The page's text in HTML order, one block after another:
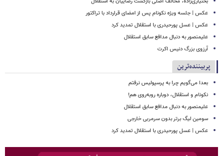
عکس | جلسه ویژه نکونام پس از امضای قرارداد با تراکتور
عکس | عسل پورحیدری با استقلال تمدید کرد
علیمنصور به دنبال مدافع سابق استقلال
آرزوی بزرگ دنیس اکرت
پربیننده‌ترین
بعدا می‌گویم چرا به پرسپولیس نرفتم
نکونام و استقلال، دوباره روبه‌روی هم!
علیمنصور به دنبال مدافع سابق استقلال
سومین لیگ برتر بدون سرمربی خارجی
عکس | عسل پورحیدری با استقلال تمدید کرد